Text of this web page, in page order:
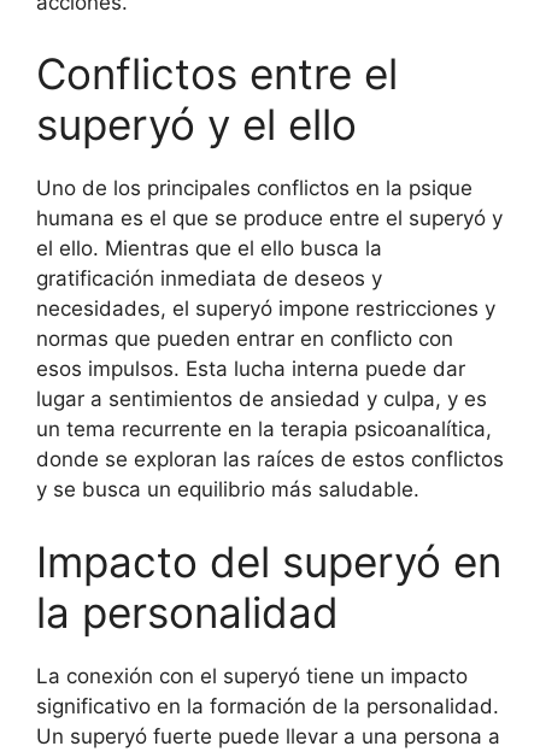
Conflictos entre el
superyó y el ello
Uno de los principales conflictos en la psique
humana es el que se produce entre el superyó y
el ello. Mientras que el ello busca la
gratificación inmediata de deseos y
necesidades, el superyó impone restricciones y
normas que pueden entrar en conflicto con
esos impulsos. Esta lucha interna puede dar
lugar a sentimientos de ansiedad y culpa, y es
un tema recurrente en la terapia psicoanalítica,
donde se exploran las raíces de estos conflictos
y se busca un equilibrio más saludable.
Impacto del superyó en
la personalidad
La conexión con el superyó tiene un impacto
significativo en la formación de la personalidad.
Un superyó fuerte puede llevar a una persona a